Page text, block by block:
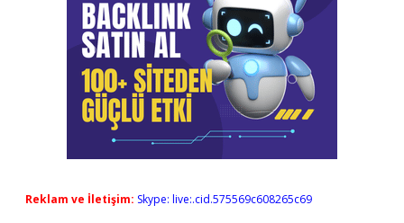
Reklam ve İletişim: Skype: live:.cid.575569c608265c69